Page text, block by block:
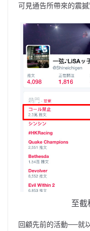
可見通告所帶來的震撼
至截
回顧先前的活動──就